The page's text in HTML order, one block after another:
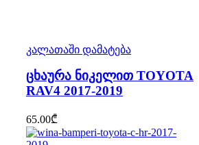
კალათაში დამატება
ცხაურა ნიკელით TOYOTA
RAV4 2017-2019
65.00₾